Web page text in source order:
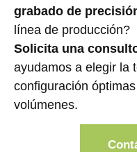
grabado de
línea de producción?
Solicita una
ayudamos a elegir la
configuración
volúmenes.